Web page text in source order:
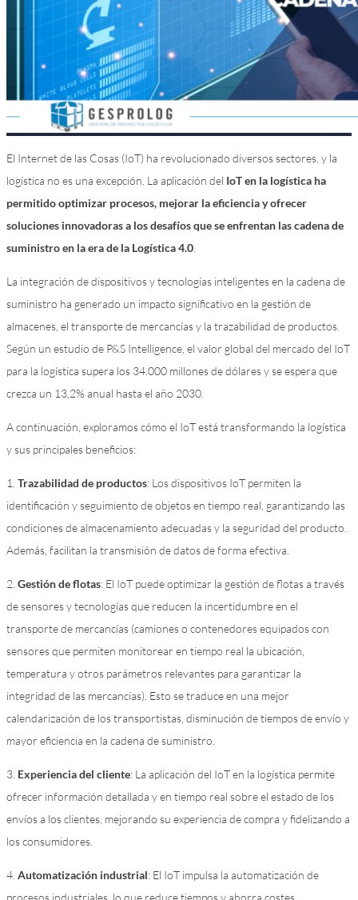
El Internet de las Cosas (IoT) ha revolucionado diversos sectores, y la
logística no es una excepción. La aplicación del IoT en la logística ha
permitido optimizar procesos, mejorar la eficiencia y ofrecer
soluciones innovadoras a los desafíos que se enfrentan las cadena de
suministro en la era de la Logística 4.0
La integración de dispositivos y tecnologías inteligentes en la cadena de
suministro ha generado un impacto significativo en la gestión de
almacenes, el transporte de mercancías y la trazabilidad de productos.
Según un estudio de P&S Intelligence, el valor global del mercado del IoT
para la logística supera los 34.000 millones de dólares y se espera que
crezca un 13,2% anual hasta el año 2030.
A continuación, exploramos cómo el IoT está transformando la logística
y sus principales beneficios:
1. Trazabilidad de productos: Los dispositivos IoT permiten la
identificación y seguimiento de objetos en tiempo real, garantizando las
condiciones de almacenamiento adecuadas y la seguridad del producto.
Además, facilitan la transmisión de datos de forma efectiva.
2. Gestión de flotas: El IoT puede optimizar la gestión de flotas a través
de sensores y tecnologías que reducen la incertidumbre en el
transporte de mercancías (camiones o contenedores equipados con
sensores que permiten monitorear en tiempo real la ubicación,
temperatura y otros parámetros relevantes para garantizar la
integridad de las mercancías). Esto se traduce en una mejor
calendarización de los transportistas, disminución de tiempos de envío y
mayor eficiencia en la cadena de suministro.
3. Experiencia del cliente: La aplicación del IoT en la logística permite
ofrecer información detallada y en tiempo real sobre el estado de los
envíos a los clientes, mejorando su experiencia de compra y fidelizando a
los consumidores.
4. Automatización industrial: El IoT impulsa la automatización de
procesos industriales, lo que reduce tiempos y ahorra costes,